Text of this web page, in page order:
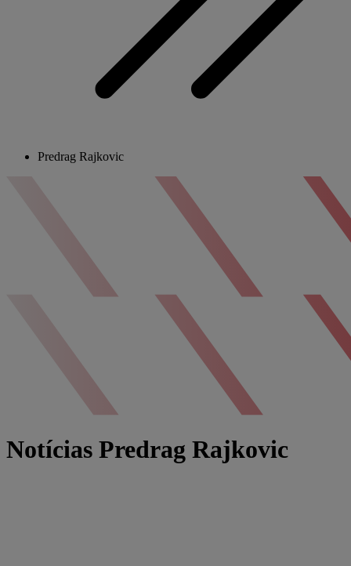
Predrag Rajkovic
Notícias Predrag Rajkovic